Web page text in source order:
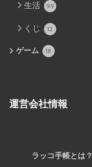
生活 99
くじ 12
ゲーム 18
運営会社情報
ラッコ手帳とは？